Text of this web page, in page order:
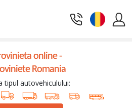
online -
Romania
tipul autovehiculului: